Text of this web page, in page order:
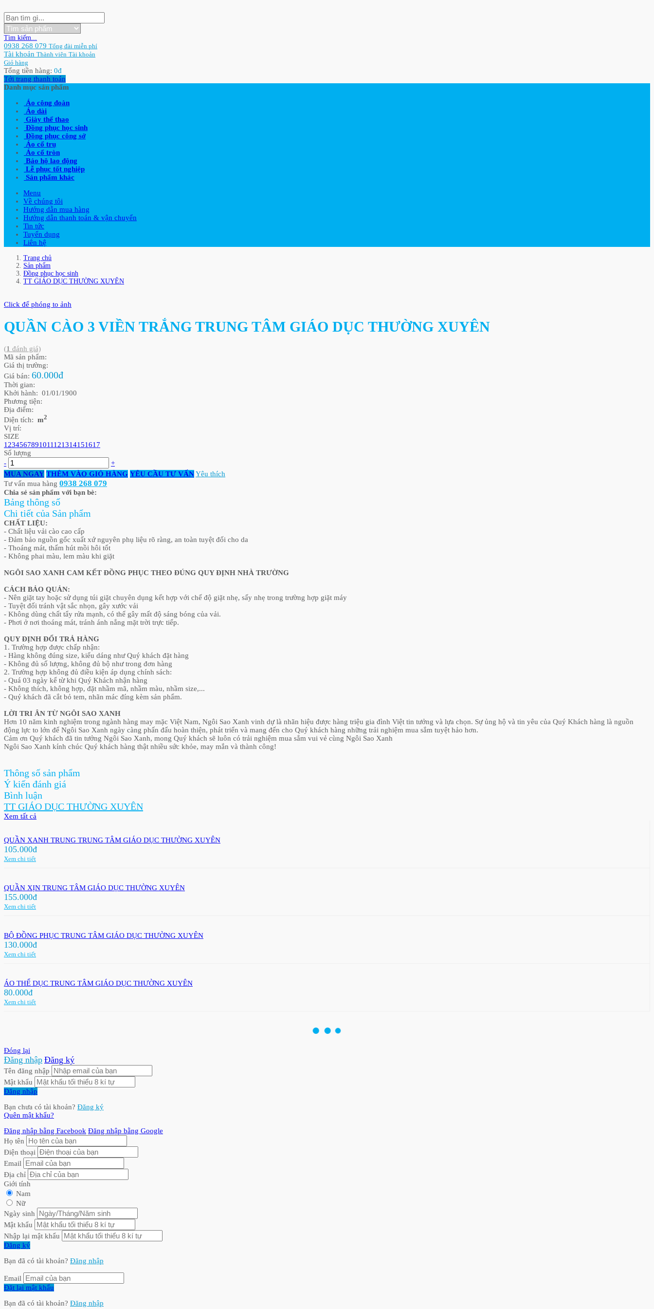
Tìm kiếm...
0938 268 079 Tổng đài miễn phí
Tài khoản Thành viên Tài khoản
Giỏ hàng
Tổng tiền hàng: 0đ
Tới trang thanh toán
Danh mục sản phẩm
Áo công đoàn
Áo dài
Giày thể thao
Đồng phục học sinh
Đồng phục công sở
Áo cổ trụ
Áo cổ tròn
Bảo hộ lao động
Lễ phục tốt nghiệp
Sản phẩm khác
Menu
Về chúng tôi
Hướng dẫn mua hàng
Hướng dẫn thanh toán & vận chuyển
Tin tức
Tuyển dụng
Liên hệ
Trang chủ
Sản phẩm
Đồng phục học sinh
TT GIÁO DỤC THƯỜNG XUYÊN
Click để phóng to ảnh
QUẦN CÀO 3 VIỀN TRẮNG TRUNG TÂM GIÁO DỤC THƯỜNG XUYÊN
(1 đánh giá)
Mã sản phẩm:
Giá thị trường:
Giá bán: 60.000đ
Thời gian:
Khởi hành: 01/01/1900
Phương tiện:
Địa điểm:
Diện tích: m2
Vị trí:
SIZE
1 234567891011121314151617
Số lượng
-
+
MUA NGAY THÊM VÀO GIỎ HÀNG YÊU CẦU TƯ VẤNYêu thích
Tư vấn mua hàng 0938 268 079
Chia sẻ sản phẩm với bạn bè:
Bảng thông số
Chi tiết của Sản phẩm
CHẤT LIỆU:
- Chất liệu vải cào cao cấp
- Đảm bảo nguồn gốc xuất xứ nguyên phụ liệu rõ ràng, an toàn tuyệt đối cho da
- Thoáng mát, thấm hút mồi hôi tốt
- Không phai màu, lem màu khi giặt
NGÔI SAO XANH CAM KẾT ĐỒNG PHỤC THEO ĐÚNG QUY ĐỊNH NHÀ TRƯỜNG
CÁCH BẢO QUẢN:
- Nên giặt tay hoặc sử dụng túi giặt chuyên dụng kết hợp với chế độ giặt nhẹ, sấy nhẹ trong trường hợp giặt máy
- Tuyệt đối tránh vật sắc nhọn, gây xước vải
- Không dùng chất tẩy rửa mạnh, có thể gây mất độ sáng bóng của vải.
- Phơi ở nơi thoáng mát, tránh ánh nắng mặt trời trực tiếp.
QUY ĐỊNH ĐỔI TRẢ HÀNG
1. Trường hợp được chấp nhận:
- Hàng không đúng size, kiểu dáng như Quý khách đặt hàng
- Không đủ số lượng, không đủ bộ như trong đơn hàng
2. Trường hợp không đủ điều kiện áp dụng chính sách:
- Quá 03 ngày kể từ khi Quý Khách nhận hàng
- Không thích, không hợp, đặt nhầm mã, nhầm màu, nhầm size,...
- Quý khách đã cắt bỏ tem, nhãn mác đíng kèm sản phẩm.
LỜI TRI ÂN TỪ NGÔI SAO XANH
Hơn 10 năm kinh nghiệm trong ngành hàng may mặc Việt Nam, Ngôi Sao Xanh vinh dự là nhãn hiệu được hàng triệu gia đình Việt tin tưởng và lựa chọn. Sự ủng hộ và tin yêu của Quý Khách hàng là nguồn
động lực to lớn để Ngôi Sao Xanh ngày càng phấn đấu hoàn thiện, phát triển và mang đến cho Quý khách hàng những trải nghiệm mua sắm tuyệt hảo hơn.
Cảm ơn Quý khách đã tin tưởng Ngôi Sao Xanh, mong Quý khách sẽ luôn có trải nghiệm mua sắm vui vẻ cùng Ngôi Sao Xanh
Ngôi Sao Xanh kính chúc Quý khách hàng thật nhiều sức khỏe, may mắn và thành công!
Thông số sản phẩm
Ý kiến đánh giá
Bình luận
TT GIÁO DỤC THƯỜNG XUYÊN
Xem tất cả
QUẦN XANH TRUNG TRUNG TÂM GIÁO DỤC THƯỜNG XUYÊN
105.000đ
Xem chi tiết
QUẦN XỊN TRUNG TÂM GIÁO DỤC THƯỜNG XUYÊN
155.000đ
Xem chi tiết
BỘ ĐỒNG PHỤC TRUNG TÂM GIÁO DỤC THƯỜNG XUYÊN
130.000đ
Xem chi tiết
ÁO THỂ DỤC TRUNG TÂM GIÁO DỤC THƯỜNG XUYÊN
80.000đ
Xem chi tiết
Đóng lại
Đăng nhập Đăng ký
Tên đăng nhập
Mật khẩu
Đăng nhập
Bạn chưa có tài khoản? Đăng ký
Quên mật khẩu?
Đăng nhập bằng Facebook Đăng nhập bằng Google
Họ tên
Điện thoại
Email
Địa chỉ
Giới tính
Nam
Nữ
Ngày sinh
Mật khẩu
Nhập lại mật khẩu
Đăng ký
Bạn đã có tài khoản? Đăng nhập
Email
Đặt lại mật khẩu
Bạn đã có tài khoản? Đăng nhập